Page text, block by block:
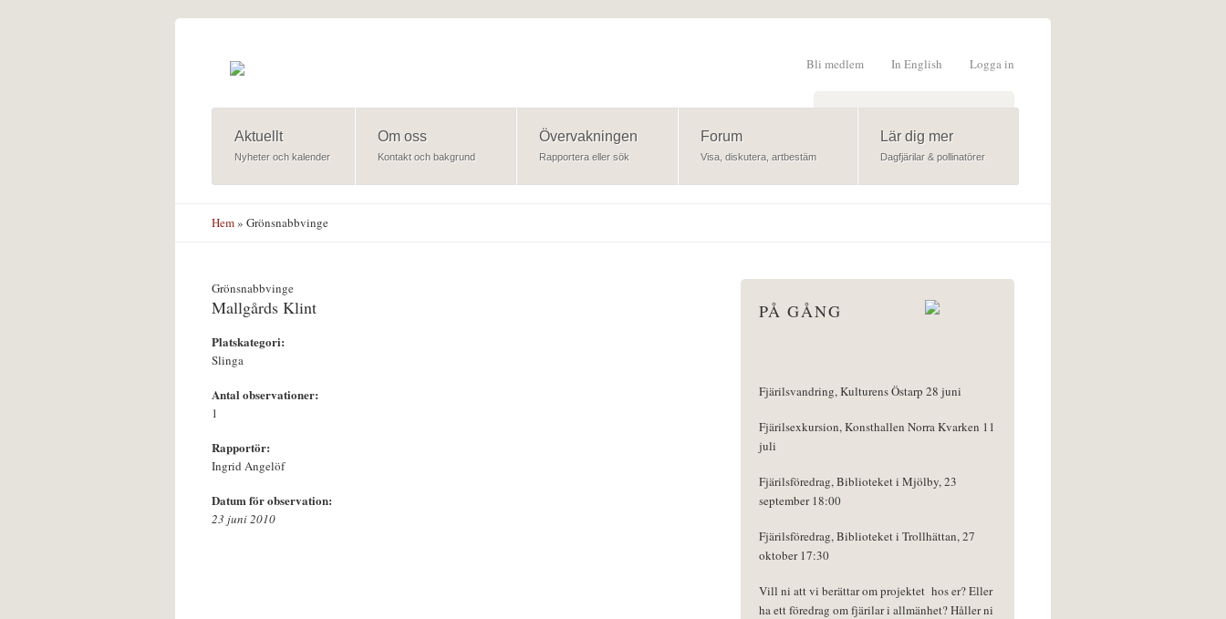
Logga in
In English
Bli medlem
Sökformulär
Aktuellt
Nyheter och kalender
Om oss
Kontakt och bakgrund
Övervakningen
Rapportera eller sök
Forum
Visa, diskutera, artbestäm
Lär dig mer
Dagfjärilar & pollinatörer
Hem» Grönsnabbvinge
Grönsnabbvinge
Mallgårds Klint
Platskategori:
Slinga
Antal observationer:
1
Rapportör:
Ingrid Angelöf
Datum för observation:
23 juni 2010
PÅ GÅNG
Fjärilsvandring, Kulturens Östarp 28 juni
Fjärilsexkursion, Konsthallen Norra Kvarken 11
juli
Fjärilsföredrag, Biblioteket i Mjölby, 23
september 18:00
Fjärilsföredrag, Biblioteket i Trollhättan, 27
oktober 17:30
Vill ni att vi berättar om projektet hos er? Eller
ha ett föredrag om fjärilar i allmänhet? Håller ni